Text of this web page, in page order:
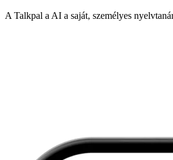
A Talkpal a AI a saját, személyes